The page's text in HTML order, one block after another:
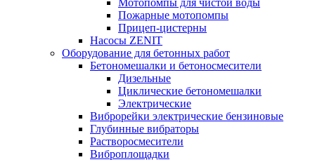
Мотопомпы для чистой воды
Пожарные мотопомпы
Прицеп-цистерны
Насосы ZENIT
Оборудование для бетонных работ
Бетономешалки и бетоносмесители
Дизельные
Циклические бетономешалки
Электрические
Виброрейки электрические бензиновые
Глубинные вибраторы
Растворосмесители
Виброплощадки